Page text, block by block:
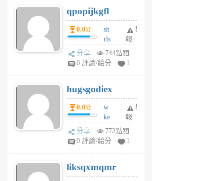
6
個
月
前
qpopijkgfl
0.0分
sh
rls
k
m
6
個
月
前
舉
報
分享
744點閱
0 評論/給分
1
hugsgodiex
0.0分
w
ke
rv
pj
6
個
舉
報
分享
772點閱
0 評論/給分
1
liksqxmqmr